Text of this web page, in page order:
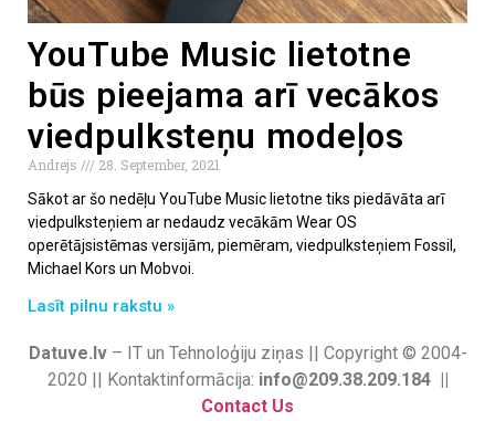
YouTube Music lietotne
būs pieejama arī vecākos
viedpulksteņu modeļos
Andrejs
28. September, 2021
Sākot ar šo nedēļu YouTube Music lietotne tiks piedāvāta arī
viedpulksteņiem ar nedaudz vecākām Wear OS
operētājsistēmas versijām, piemēram, viedpulksteņiem Fossil,
Michael Kors un Mobvoi.
Lasīt pilnu rakstu »
Datuve.lv– IT un Tehnoloģiju ziņas || Copyright © 2004-
2020 || Kontaktinformācija: info@209.38.209.184 ||
Contact Us